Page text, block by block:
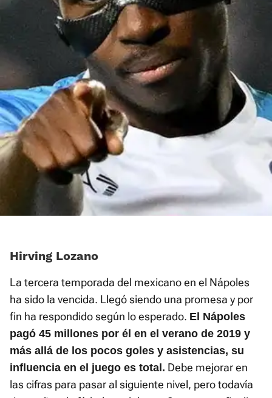
Hirving Lozano
La tercera temporada del mexicano en el Nápoles
ha sido la vencida. Llegó siendo una promesa y por
fin ha respondido según lo esperado. El Nápoles
pagó 45 millones por él en el verano de 2019 y
más allá de los pocos goles y asistencias, su
influencia en el juego es total. Debe mejorar en
las cifras para pasar al siguiente nivel, pero todavía